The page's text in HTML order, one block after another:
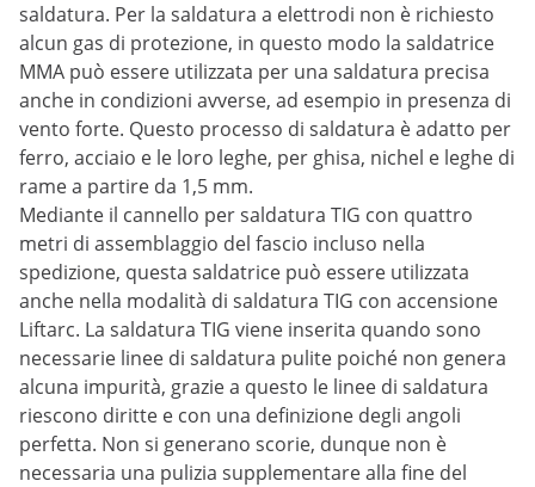
saldatura. Per la saldatura a elettrodi non è richiesto
alcun gas di protezione, in questo modo la saldatrice
MMA può essere utilizzata per una saldatura precisa
anche in condizioni avverse, ad esempio in presenza di
vento forte. Questo processo di saldatura è adatto per
ferro, acciaio e le loro leghe, per ghisa, nichel e leghe di
rame a partire da 1,5 mm.
Mediante il cannello per saldatura TIG con quattro
metri di assemblaggio del fascio incluso nella
spedizione, questa saldatrice può essere utilizzata
anche nella modalità di saldatura TIG con accensione
Liftarc. La saldatura TIG viene inserita quando sono
necessarie linee di saldatura pulite poiché non genera
alcuna impurità, grazie a questo le linee di saldatura
riescono diritte e con una definizione degli angoli
perfetta. Non si generano scorie, dunque non è
necessaria una pulizia supplementare alla fine del